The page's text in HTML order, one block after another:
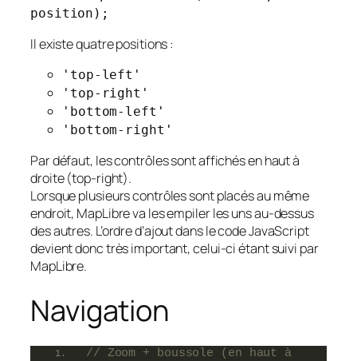
position);
Il existe quatre positions :
'top-left'
'top-right'
'bottom-left'
'bottom-right'
Par défaut, les contrôles sont affichés en haut à
droite (top-right).
Lorsque plusieurs contrôles sont placés au même
endroit, MapLibre va les empiler les uns au-dessus
des autres. L’ordre d’ajout dans le code JavaScript
devient donc très important, celui-ci étant suivi par
MapLibre.
Navigation
// Zoom + boussole (en haut à